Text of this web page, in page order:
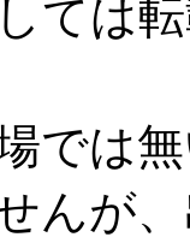
ては
では
んが